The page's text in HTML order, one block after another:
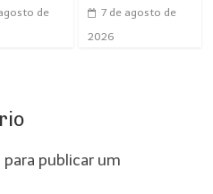
de
7 de agosto de
2026
para publicar um